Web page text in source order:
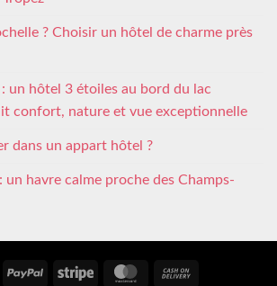
? Choisir un hôtel de charme près
un hôtel 3 étoiles au bord du lac
confort, nature et vue exceptionnelle
dans un appart hôtel ?
un havre calme proche des Champs-
PayPal Stripe MasterCard